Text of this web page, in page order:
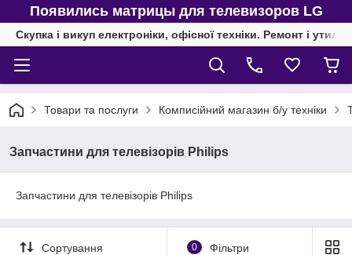
Появились матрицы для телевизоров LG
Скупка і викуп електроніки, офісної техніки. Ремонт і
Товари та послуги Комписійний магазин б/у техніки
Запчастини для телевізорів Philips
Запчастини для телевізорів Philips
Сортування 0 Фільтри